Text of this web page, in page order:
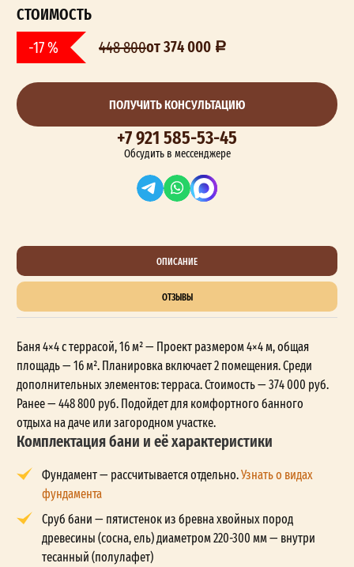
СТОИМОСТЬ
-17 % 448 800от 374 000
ПОЛУЧИТЬ КОНСУЛЬТАЦИЮ
+7 921 585-53-45
Обсудить в мессенджере
ОПИСАНИЕ
ОТЗЫВЫ
Баня 4×4 с террасой, 16 м² — Проект размером 4×4 м, общая
площадь — 16 м². Планировка включает 2 помещения. Среди
дополнительных элементов: терраса. Стоимость — 374 000 руб.
Ранее — 448 800 руб. Подойдет для комфортного банного
отдыха на даче или загородном участке.
Комплектация бани и её характеристики
Фундамент — рассчитывается отдельно.Узнать о видах
фундамента
Сруб бани — пятистенок из бревна хвойных пород
древесины (сосна, ель) диаметром 220-300 мм — внутри
тесанный (полулафет)